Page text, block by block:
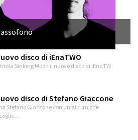
disco di iEnaTWO
Sinking Moon il nuovo disco di iEnaTW
disco di Stefano Giaccone
Stefano Giaccone con un album che
...